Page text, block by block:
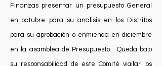
Finanzas presentar un presupuesto General
en octubre para su análisis en los Distritos
para su aprobación o enmienda en diciembre
en la asamblea de Presupuesto. Queda bajo
su responsabilidad de este Comité vigilar los